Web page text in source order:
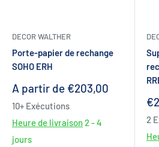
DECOR WALTHER
Porte-papier de rechange
SOHO ERH
Prix
réduit
A partir de €203,00
10+ Exécutions
Heure de livraison2 - 4
jours
2